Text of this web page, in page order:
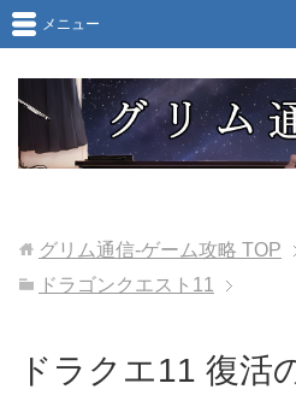
メニュー
グリム通信-ゲーム攻略 TOP
ドラゴンクエスト11
ドラクエ11 復活